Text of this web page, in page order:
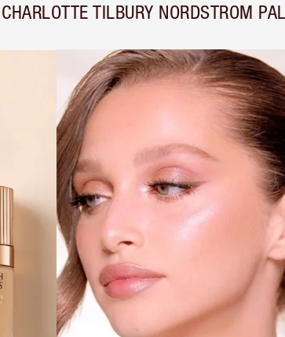
TILBURY NORDSTROM